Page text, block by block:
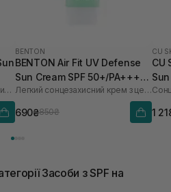
Сонцезахисний антиоксидантний крем
BENTON
BENTON Air Fit UV Defense
Sun Cream SPF 50+/PA++++
50 мл
Легкий сонцезахисний крем з центелою
690₴850₴
CU
CU
60
1
Засоби з SPF на